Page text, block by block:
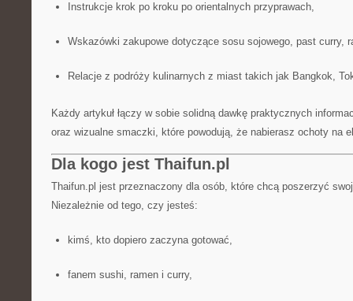
Instrukcje krok po kroku po orientalnych przyprawach,
Wskazówki zakupowe dotyczące sosu sojowego, past curry,
Relacje z podróży kulinarnych z miast takich jak Bangkok,
Każdy artykuł łączy w sobie solidną dawkę praktycznych
oraz wizualne smaczki, które powodują, że nabierasz ochoty na
Dla kogo jest Thaifun.pl
Thaifun.pl jest przeznaczony dla osób, które chcą poszerzyć
Niezależnie od tego, czy jesteś:
kimś, kto dopiero zaczyna gotować,
fanem sushi, ramen i curry,